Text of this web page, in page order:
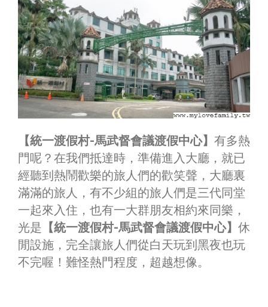
【統一渡假村-馬武督會議渡假中心】 有多熱
門呢？在我們抵達時，準備進入大廳，就已
經聽到熱鬧歡樂的旅人們的歡笑聲，大廳裏
滿滿的旅人，有不少組的旅人們是三代同堂
一起來入住，也有一大群朋友相約來同樂，
光是 【統一渡假村-馬武督會議渡假中心】 休
閒設施，完全讓旅人們從白天玩到黑夜也玩
不完喔！難怪熱門程度，超越想像。